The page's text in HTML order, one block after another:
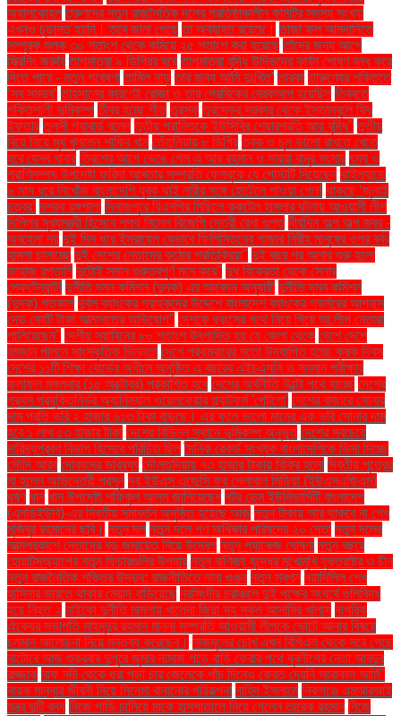
অ্যালকোহল তরুণদের নতুন রাজনৈতিক দলের প্রতিষ্ঠাকালীন কমিটির সদস্য সংখ্যা
এখনও চূড়ান্ত হয়নি। তবে জানা গেছে তা অব্যাহত রয়েছে। তাজা ফল আমদানিতে
সম্পূরক শুল্ক ৩০ শতাংশ থেকে কমিয়ে ২৫ শতাংশ করা হয়েছে তাঁদের জন্য আগে
স্ক্রিনিং জরুরি তাপমাত্রা ৯ ডিগ্রির ঘরে তাপমাত্রা বৃদ্ধি উদ্ভিদের কার্বন শোষণ বন্ধ করে
দিতে পারে - নতুন গবেষণা তামিল নাড়ু তার জন্য আমি দুঃখিত' তারকা তারুণ্যের শক্তিতে
‘সব সম্ভব’ তাহসানের কারণেই রোজা ও তার প্রেমিকের ব্রেকআপ হয়েছিল তিব্বতে
শক্তিশালী ভূমিকম্প তীব্র হচ্ছে শীত তুরস্ক তুরস্কের সরকার থেকে ইস্তানবুলে ফ্রি
ইফতার তুলসী গ্যাবার্ড বলেন তৃতীয় প্রান্তিকে ইউসিবির শেয়ারপ্রতি আয় বৃদ্ধি" তৃতীয়
বিয়ে নিয়ে মুখ খুললেন শাকিব খান তেঁতুলিয়ায় ৮ ডিগ্রি ত্বক ও চুল ভালো রাখতে খেতে
হবে যেসব খাবার ত্রিশের আগে ভেঙে গেল এ আর রহমান ও সায়রা বানুর সংসার ৎস্য ও
প্রাণিসম্পদ উপদেষ্টা ফরিদা আখতার সম্প্রতি ফেসবুকে যে পোস্টটি দিয়েছেন থাইল্যান্ডে
৬ মাস ধরে নিখোঁজ বাংলাদেশি যুবক থাই নারীর সঙ্গে হোটেলে পাওয়া গেল! থাকছে ‘জুলাই
চত্বর’ দশরথ রঙ্গশালা দিনাজপুরে বিএনপির মিছিলে ককটেল হামলার ঘটনায় আওয়ামী লীগ
দিল্লির মুখ্যমন্ত্রী হিসেবে শপথ নিলেন বিজেপি নেত্রী রেখা গুপ্ত দীর্ঘদিন অল্প অল্প জ্বর -
অবহেলা নয় দুই দিন ধরে ইসরায়েল যেভাবে ফিলিস্তিনের গাজার নিরীহ মানুষের ওপর বর্বর
হামলা চালাচ্ছে দুই দেশের নেতাদের কঠোর প্রতিক্রিয়া" দুই বছর পর আবার শুরু হলো
জাহাজ রপ্তানি দুটোই সমান গুরুত্বপূর্ণ মনে করে" দুধ বিক্রেতা থেকে সেনার
লেফটেন্যান্ট! দুর্নীতি দমন কমিশন (দুদক) এর আবেদন অনুযায়ী দুর্নীতি দমন কমিশন
(দুদক) গতকাল দুর্বল ব্যাংকের গ্রাহকদের উদ্দেশে বাংলাদেশ ব্যাংকের গভর্নরের আশ্বাস
দেড় কোটি টাকা আত্মসাতের অভিযোগ" দেশকে ধ্বংসের পথে নিয়ে গিয়ে আ.লীগ নেতারা
পালিয়েছেন" দেশীয় সয়াবিনের ৮০ শতাংশ উৎপাদিত হয় যে জেলা থেকে দেশে দেশে
রমজান পালনে সাংস্কৃতিক ভিন্নতা দেশে প্রথমবারের মতো উদযাপিত হচ্ছে কৃষক দিবস
দেশের ১১টি শিক্ষা বোর্ডের অধীনে অনুষ্ঠিত এ বছরের এইচএসসি ও সমমান পরীক্ষার
ফলাফল মঙ্গলবার (১৫ অক্টোবর) প্রকাশিত হবে দেশের অর্থনীতি উল্টো পথে যাচ্ছে দেশের
প্রথম প্রযুক্তিনির্ভর অ্যানিম্যাল ওয়েলফেয়ার প্ল্যাটফর্ম 'পেটগো' দেশের বাজারে সোনার
দাম প্রতি ভরি ২ হাজার ৬১৩ টাকা বাড়ছে। এর ফলে ভালো মানের এক ভরি সোনার দাম
হবে ১ লাখ ৫৩ হাজার টাকা দেশের বিভিন্ন স্থানে ভূমিকম্প অনুভূত দেশের সবচেয়ে
দারিদ্র্যপ্রবণ বিভাগ হিসেবে পরিচিত ছিল দৈনিক রেকর্ড সংখ্যক বাংলাদেশিকে ভিসা দিচ্ছে
সৌদি আরব দোকানের ভবিষ্যৎ দৌলতদিয়ায় ৭৩ হাজার টাকায় বিক্রি হলো দ্বিতীয় পুত্রের
মা হলেন অভিনেত্রী প্রসূন দ্য ইউএস এজেন্সি ফর গ্লোবাল মিডিয়া (ইউএসএজিএম)
ধর্ষণ ধান ধান উপদেষ্টা শফিকুল আলম জানিয়েছেন নটর ডেম ইউনিভার্সিটি বাংলাদেশ
(এনডিইউবি)-এর দ্বিতীয় সমাবর্তন অনুষ্ঠিত হয়েছে আজ নতুন টাকায় আর থাকবে না শেখ
মুজিবুর রহমানের ছবি। নতুন দল নতুন দলে গণ অধিকার পরিষদের ২০ নেতা নতুন দলের
আত্মপ্রকাশে নেতাদের বড় জমায়েত নিয়ে উদ্বেগ নতুন প্যাকেজ ঘোষণা নতুন বছরে
হোয়াটসঅ্যাপের নতুন ফিচারগুলির উপহার নতুন বাণিজ্য যুদ্ধের মুখোমুখি যুক্তরাষ্ট্র ও চীন
নতুন রাজনৈতিক শক্তির উদ্ভব: রাজনীতিতে নানা গুঞ্জন নতুন স্বপ্ন নয়াদিল্লি শেখ
হাসিনার ভারতে থাকার মেয়াদ বাড়িয়েছে নরসিংদীর চরাঞ্চলে দুই পক্ষের সংঘর্ষে গুলিবিদ্ধ
হয়ে নিহত ২ নাইকো দুর্নীতি মামলায় খালেদা জিয়া সহ সকল আসামির খালাস নাগরিক
ঐক্যের সভাপতি মাহমুদুর রহমান মান্না সম্প্রতি আওয়ামী লীগকে ভোটে আনার বিষয়ে
চলমান আলোচনা নিয়ে মন্তব্য করেছেন। নাজমুলের চোখ এখন বিপিএল থেকে সরে গেছে
নাটোরে আজ শুক্রবার দুপুরে জুমার নামাজ পড়ে বাড়ি ফেরার পথে যুবলীগের নেতা আবদুর
রাজ্জাক নাফ নদী থেকে ধরা পড়া চার জেলেকে পাঁচ দিনেও ফেরত দেয়নি আরাকান আর্মি"
নায়ক মান্নার জীবনী নিয়ে সিনেমা বানানোর পরিকল্পনা নাহিদ ইসলামে নিকগঞ্জে এমআরআই
যন্ত্র দুটি বন্ধ নিজে গাড়ি চালিয়ে মাকে হাসপাতালে নিয়ে গেলেন তারেক রহমান নিজে